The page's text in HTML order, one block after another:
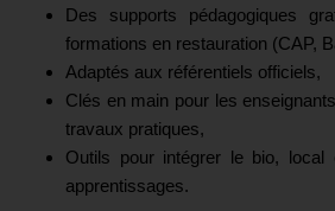
Des supports pédagogiques
formations en restauration (CAP,
Adaptés aux référentiels officiels,
Clés en main pour les
travaux pratiques,
Outils pour intégrer le bio,
apprentissages.